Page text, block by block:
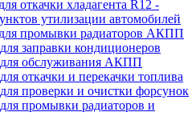
откачки хладагента R12 -
утилизации автомобилей
промывки радиаторов АКПП
заправки кондиционеров
для обслуживания АКПП
откачки и перекачки топлива
проверки и очистки форсунок
промывки радиаторов и